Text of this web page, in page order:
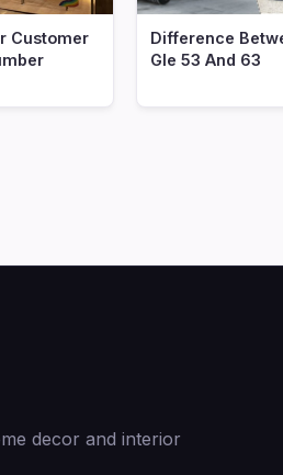
Customer
Difference
Gle 53 And 63
decor and interior